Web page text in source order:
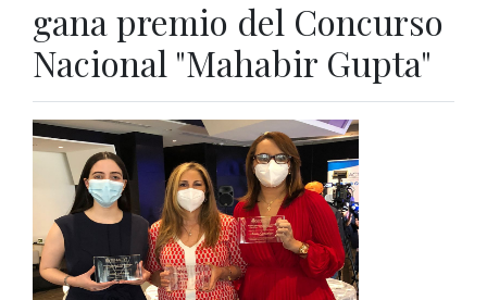
gana premio del Concurso
Nacional "Mahabir Gupta"